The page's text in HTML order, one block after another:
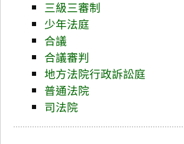
三級三審制
少年法庭
合議
合議審判
地方法院行政訴訟庭
普通法院
司法院